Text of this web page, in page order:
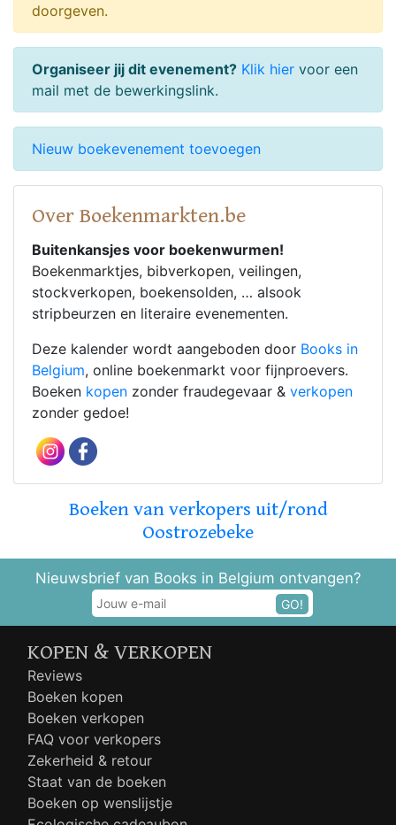
doorgeven.
Organiseer jij dit evenement? Klik hier voor een
mail met de bewerkingslink.
Nieuw boekevenement toevoegen
Over Boekenmarkten.be
Buitenkansjes voor boekenwurmen!
Boekenmarktjes, bibverkopen, veilingen,
stockverkopen, boekensolden, … alsook
stripbeurzen en literaire evenementen.
Deze kalender wordt aangeboden door Books in
Belgium, online boekenmarkt voor fijnproevers.
Boeken kopen zonder fraudegevaar & verkopen
zonder gedoe!
Boeken van verkopers uit/rond
Oostrozebeke
Nieuwsbrief van Books in Belgium ontvangen?
GO!
KOPEN & VERKOPEN
Reviews
Boeken kopen
Boeken verkopen
FAQ voor verkopers
Zekerheid & retour
Staat van de boeken
Boeken op wenslijstje